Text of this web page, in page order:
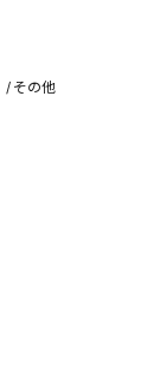
その他